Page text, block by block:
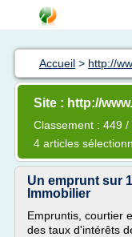
Accueil > http://
Site : http://
Classement : 449 /
4 articles
Un emprunt sur
Immobilier
Empruntis, courtier
des taux d'intérêts